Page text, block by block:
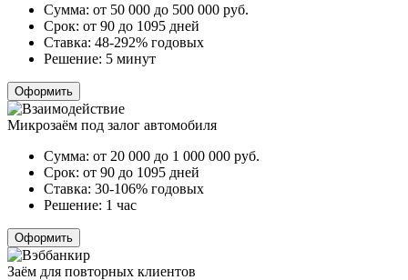
Сумма: от 50 000 до 500 000 руб.
Срок: от 90 до 1095 дней
Ставка: 48-292% годовых
Решение: 5 минут
Оформить
Микрозаём под залог автомобиля
Сумма: от 20 000 до 1 000 000 руб.
Срок: от 90 до 1095 дней
Ставка: 30-106% годовых
Решение: 1 час
Оформить
Заём для повторных клиентов